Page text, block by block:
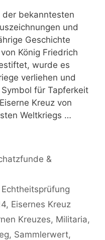
der bekanntesten
und
Geschichte
König Friedrich
wurde es
verliehen und
für Tapferkeit
Kreuz von
Weltkriegs …
&
Echtheitsprüfung
, Eisernes Kreuz
Kreuzes, Militaria,
, Sammlerwert,